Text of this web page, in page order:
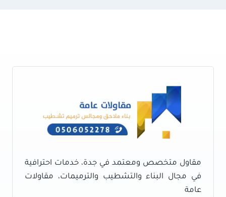
مقاول متخصص ومعتمد في جدة، خدمات احترافية
في مجال البناء والتشطيب والترميمات، مقاولات
عامة